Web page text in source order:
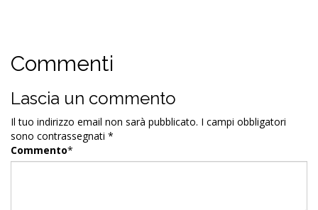
Commenti
Lascia un commento
Il tuo indirizzo email non sarà pubblicato. I campi obbligatori
sono contrassegnati *
Commento*